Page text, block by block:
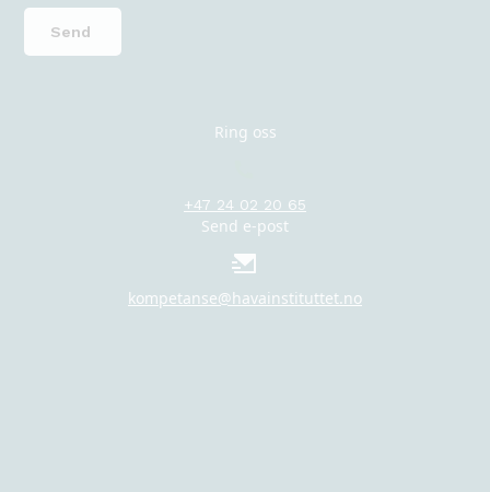
Ring oss
+47 24 02 20 65
Send e-post
kompetanse@havainstituttet.no